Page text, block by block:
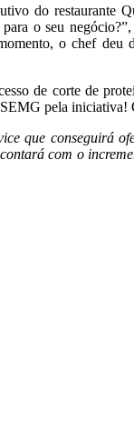
do restaurante
o seu
o chef deu
de corte de
pela iniciativa!
que conseguirá
com o